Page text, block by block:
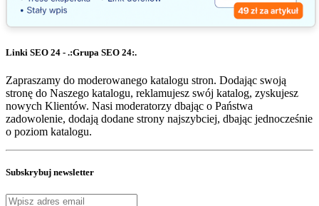
Linki SEO 24 - .:Grupa SEO 24:.
Zapraszamy do moderowanego katalogu stron. Dodając swoją
stronę do Naszego katalogu, reklamujesz swój katalog, zyskujesz
nowych Klientów. Nasi moderatorzy dbając o Państwa
zadowolenie, dodają dodane strony najszybciej, dbając jednocześnie
o poziom katalogu.
Subskrybuj newsletter